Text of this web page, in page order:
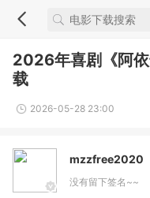
2026年喜剧《阿
载
2026-05-28 23:00
mzzfree2020
没有留下签名~~